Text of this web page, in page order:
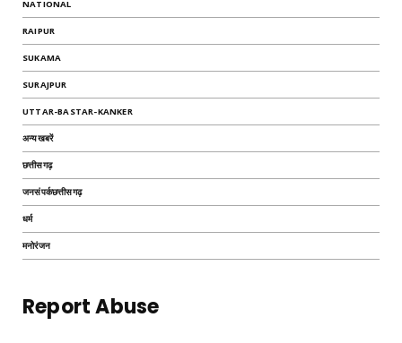
NATIONAL
RAIPUR
SUKAMA
SURAJPUR
UTTAR-BASTAR-KANKER
अन्यखबरें
छत्तीसगढ़
जनसंपर्कछत्तीसगढ़
धर्म
मनोरंजन
Report Abuse